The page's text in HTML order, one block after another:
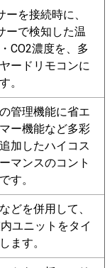
ーを接続時に、
ーで検知した温
CO2濃度を、多
ードリモコンに
。
管理機能に省エ
ー機能など多彩
加したハイコス
マンスのコント
す。
どを併用して、
ユニットをタイ
ます。